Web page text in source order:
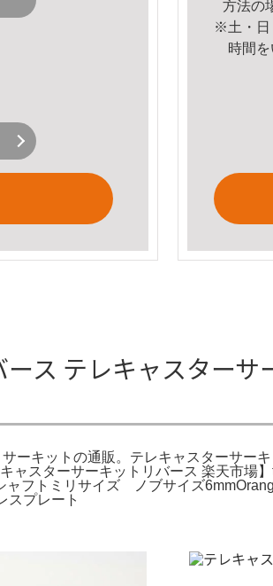
方法の
※土・日
時間を
ス テレキャスター
ーキットの通販。テレキャスターサー
ャスターサーキットリバース 楽天市場
フトミリサイズ ノブサイズ
スプレート